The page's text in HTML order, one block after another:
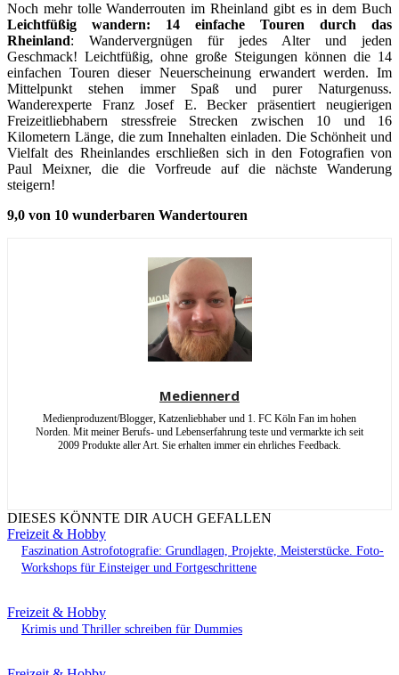
Noch mehr tolle Wanderrouten im Rheinland gibt es in dem Buch
Leichtfüßig wandern: 14 einfache Touren durch das
Rheinland: Wandervergnügen für jedes Alter und jeden
Geschmack! Leichtfüßig, ohne große Steigungen können die 14
einfachen Touren dieser Neuerscheinung erwandert werden. Im
Mittelpunkt stehen immer Spaß und purer Naturgenuss.
Wanderexperte Franz Josef E. Becker präsentiert neugierigen
Freizeitliebhabern stressfreie Strecken zwischen 10 und 16
Kilometern Länge, die zum Innehalten einladen. Die Schönheit und
Vielfalt des Rheinlandes erschließen sich in den Fotografien von
Paul Meixner, die die Vorfreude auf die nächste Wanderung
steigern!
9,0 von 10 wunderbaren Wandertouren
Mediennerd
Medienproduzent/Blogger, Katzenliebhaber und 1. FC Köln Fan im hohen
Norden. Mit meiner Berufs- und Lebenserfahrung teste und vermarkte ich seit
2009 Produkte aller Art. Sie erhalten immer ein ehrliches Feedback.
DIESES KÖNNTE DIR AUCH GEFALLEN
Freizeit & Hobby
Faszination Astrofotografie: Grundlagen, Projekte, Meisterstücke. Foto-
Workshops für Einsteiger und Fortgeschrittene
Freizeit & Hobby
Krimis und Thriller schreiben für Dummies